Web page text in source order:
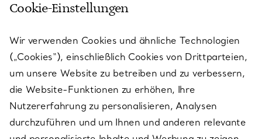
KUNDENSERVICE
SERVICES
ÜBER TIFFANY & CO.
Cookie-Einstellungen
Wir verwenden Cookies und ähnliche Technologien
(„Cookies“), einschließlich Cookies von Drittparteien,
um unsere Website zu betreiben und zu verbessern,
die Website-Funktionen zu erhöhen, Ihre
Nutzererfahrung zu personalisieren, Analysen
durchzuführen und um Ihnen und anderen relevante